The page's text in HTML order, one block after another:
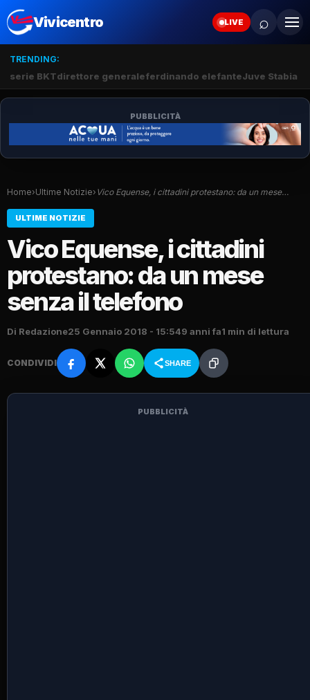
Vivicentro LIVE ⌕
TRENDING:
serie BKTdirettore generaleferdinando elefanteJuve Stabia
PUBBLICITÀ
Home›Ultime Notizie› Vico Equense, i cittadini protestano: da un mese…
ULTIME NOTIZIE
Vico Equense, i cittadini
protestano: da un mese
senza il telefono
Di Redazione25 Gennaio 2018 - 15:549 anni fa1 min di lettura
CONDIVIDI SHARE
PUBBLICITÀ